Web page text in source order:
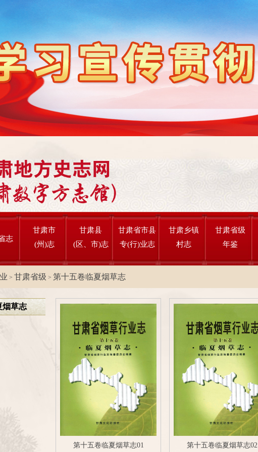
志
甘肃市
(州)志
甘肃县
(区、市)志
甘肃省市县
专(行)业志
甘肃乡镇
村志
甘肃省级
年鉴
> 甘肃省级 > 第十五卷临夏烟草志
烟草志
第十五卷临夏烟草志01 第十五卷临夏烟草志02